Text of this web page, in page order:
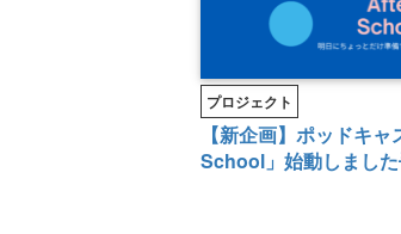
プロジェクト
【新企画】ポッドキ
School」始動しまし